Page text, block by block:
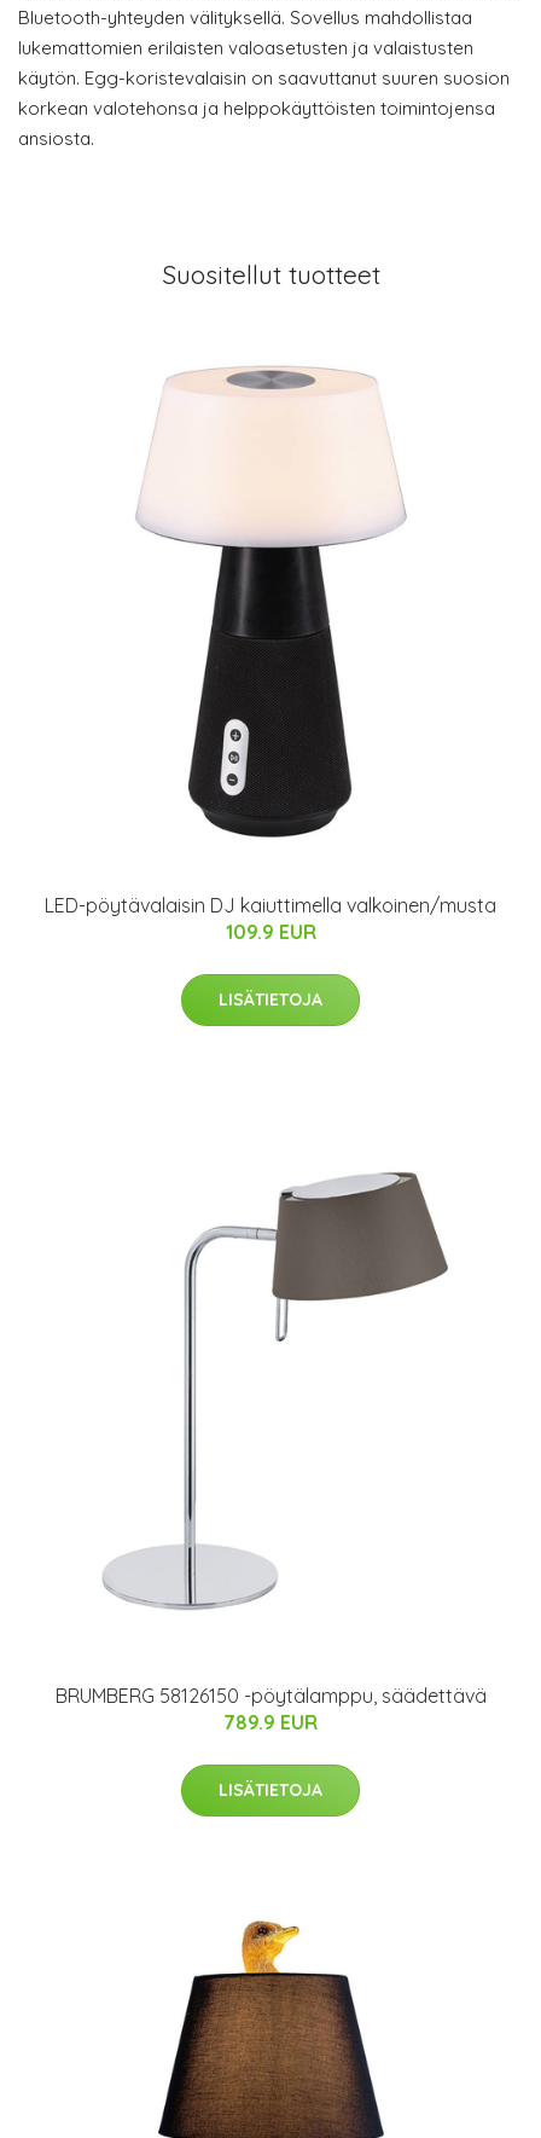
Bluetooth-yhteyden välityksellä. Sovellus mahdollistaa
lukemattomien erilaisten valoasetusten ja valaistusten
käytön. Egg-koristevalaisin on saavuttanut suuren suosion
korkean valotehonsa ja helppokäyttöisten toimintojensa
ansiosta.
Suositellut tuotteet
LED-pöytävalaisin DJ kaiuttimella valkoinen/musta
109.9 EUR
LISÄTIETOJA
BRUMBERG 58126150 -pöytälamppu, säädettävä
789.9 EUR
LISÄTIETOJA